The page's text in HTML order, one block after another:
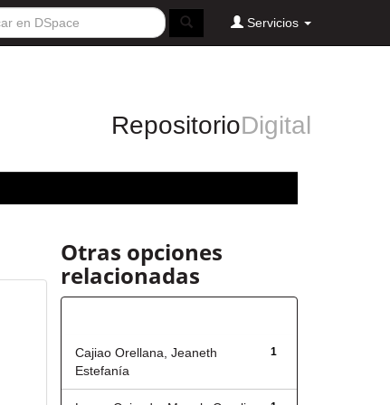
Servicios
RepositorioDigital
Otras opciones
relacionadas
1
Cajiao Orellana, Jeaneth
Estefanía